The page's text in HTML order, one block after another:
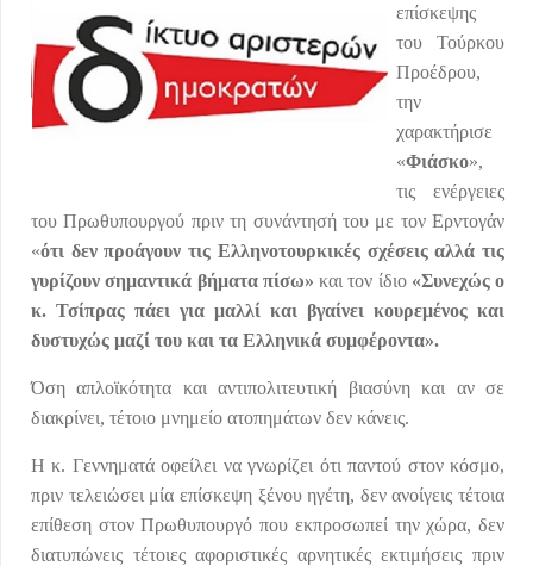
επίσκεψης
του Τούρκου
Προέδρου,
την
χαρακτήρισε
«Φιάσκο»,
τις ενέργειες
του Πρωθυπουργού πριν τη συνάντησή του με τον Ερντογάν
«ότι δεν προάγουν τις Ελληνοτουρκικές σχέσεις αλλά τις
γυρίζουν σημαντικά βήματα πίσω» και τον ίδιο «Συνεχώς ο
κ. Τσίπρας πάει για μαλλί και βγαίνει κουρεμένος και
δυστυχώς μαζί του και τα Ελληνικά συμφέροντα».
Όση απλοϊκότητα και αντιπολιτευτική βιασύνη και αν σε
διακρίνει, τέτοιο μνημείο ατοπημάτων δεν κάνεις.
Η κ. Γεννηματά οφείλει να γνωρίζει ότι παντού στον κόσμο,
πριν τελειώσει μία επίσκεψη ξένου ηγέτη, δεν ανοίγεις τέτοια
επίθεση στον Πρωθυπουργό που εκπροσωπεί την χώρα, δεν
διατυπώνεις τέτοιες αφοριστικές αρνητικές εκτιμήσεις πριν